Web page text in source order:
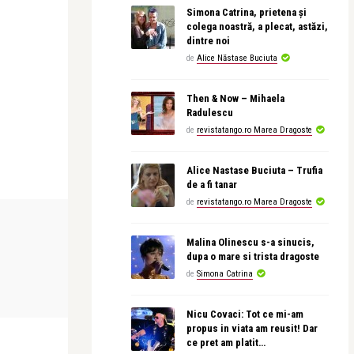
Simona Catrina, prietena și
colega noastră, a plecat, astăzi,
dintre noi
de Alice Năstase Buciuta
Then & Now – Mihaela
Radulescu
de revistatango.ro Marea Dragoste
Alice Nastase Buciuta – Trufia
de a fi tanar
de revistatango.ro Marea Dragoste
Malina Olinescu s-a sinucis,
dupa o mare si trista dragoste
de Simona Catrina
Nicu Covaci: Tot ce mi-am
propus in viata am reusit! Dar
ce pret am platit…